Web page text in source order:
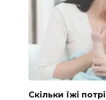
Скільки їжі